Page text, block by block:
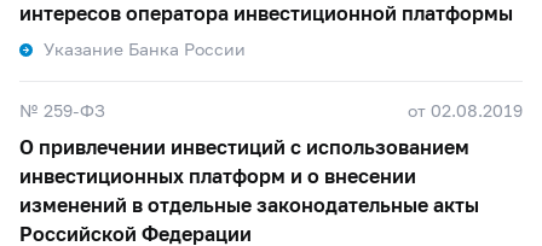
интересов оператора инвестиционной платформы
Указание Банка России
№ 259-ФЗ от 02.08.2019
О привлечении инвестиций с использованием
инвестиционных платформ и о внесении
изменений в отдельные законодательные акты
Российской Федерации